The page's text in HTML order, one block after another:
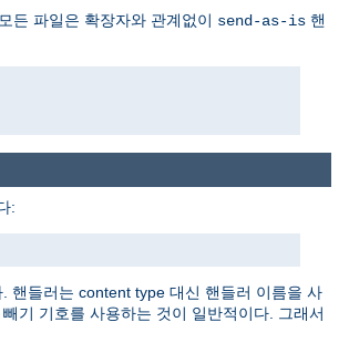
든 파일은 확장자와 관계없이 send-as-is 핸
:
핸들러는 content type 대신 핸들러 이름을 사
기 기호를 사용하는 것이 일반적이다. 그래서